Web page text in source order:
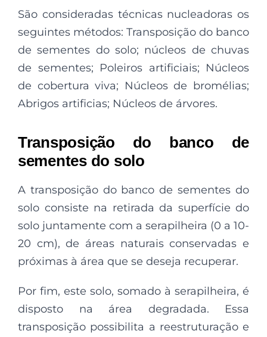
São consideradas técnicas nucleadoras os
seguintes métodos: Transposição do banco
de sementes do solo; núcleos de chuvas
de sementes; Poleiros artificiais; Núcleos
de cobertura viva; Núcleos de bromélias;
Abrigos artificias; Núcleos de árvores.
Transposição do banco de
sementes do solo
A transposição do banco de sementes do
solo consiste na retirada da superfície do
solo juntamente com a serapilheira (0 a 10-
20 cm), de áreas naturais conservadas e
próximas à área que se deseja recuperar.
Por fim, este solo, somado à serapilheira, é
disposto na área degradada. Essa
transposição possibilita a reestruturação e